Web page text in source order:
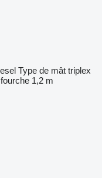
Type de mât triplex
1,2 m